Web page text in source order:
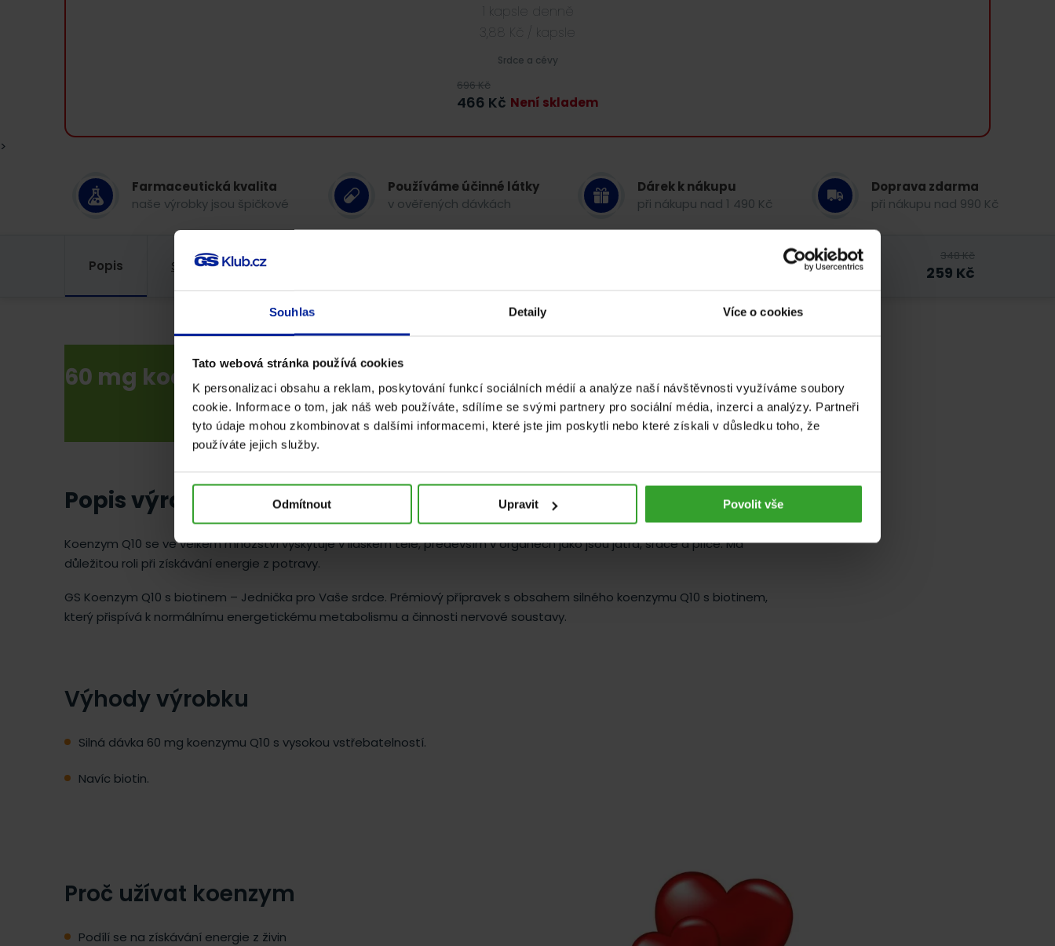
Souhlas Detaily Více o cookies
Tato webová stránka používá cookies
K personalizaci obsahu a reklam, poskytování funkcí sociálních médií a analýze naší návštěvnosti využíváme soubory
cookie. Informace o tom, jak náš web používáte, sdílíme se svými partnery pro sociální média, inzerci a analýzy. Partneři
tyto údaje mohou zkombinovat s dalšími informacemi, které jste jim poskytli nebo které získali v důsledku toho, že
používáte jejich služby.
Odmítnout Upravit Povolit vše
1 kapsle denně
3,88 Kč / kapsle
Srdce a cévy
696Kč
466 Kč Není skladem
>
Farmaceutická kvalita
naše výrobky jsou špičkové
Používáme účinné látky
v ověřených dávkách
Dárek k nákupu
při nákupu nad 1 490 Kč
Doprava zdarma
při nákupu nad 990 Kč
Popis Složení Recenze
348Kč
259 Kč
60 mg koenzymu Q10
S vysokou
vstřebatelností
Navíc obohacený o
biotin
Popis výrobku
Koenzym Q10 se ve velkém množství vyskytuje v lidském těle, především v orgánech jako jsou játra, srdce a plíce. Má
důležitou roli při získávání energie z potravy.
GS Koenzym Q10 s biotinem – Jednička pro Vaše srdce. Prémiový přípravek s obsahem silného koenzymu Q10 s biotinem,
který přispívá k normálnímu energetickému metabolismu a činnosti nervové soustavy.
Výhody výrobku
Silná dávka 60 mg koenzymu Q10 s vysokou vstřebatelností.
Navíc biotin.
Proč užívat koenzym
Podílí se na získávání energie z živin